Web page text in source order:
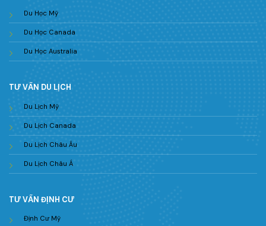
Du Học Mỹ
Du Học Canada
Du Học Australia
TƯ VẤN DU LỊCH
Du Lịch Mỹ
Du Lịch Canada
Du Lịch Châu Âu
Du Lịch Châu Á
TƯ VẤN ĐỊNH CƯ
Định Cư Mỹ